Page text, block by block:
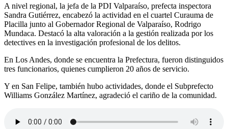
A nivel regional, la jefa de la PDI Valparaíso, prefecta inspectora
Sandra Gutiérrez, encabezó la actividad en el cuartel Curauma de
Placilla junto al Gobernador Regional de Valparaíso, Rodrigo
Mundaca. Destacó la alta valoración a la gestión realizada por los
detectives en la investigación profesional de los delitos.
En Los Andes, donde se encuentra la Prefectura, fueron distinguidos
tres funcionarios, quienes cumplieron 20 años de servicio.
Y en San Felipe, también hubo actividades, donde el Subprefecto
Williams González Martínez, agradeció el cariño de la comunidad.